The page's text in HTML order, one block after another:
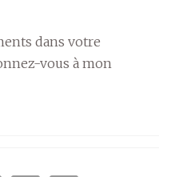
dans votre
vous à mon